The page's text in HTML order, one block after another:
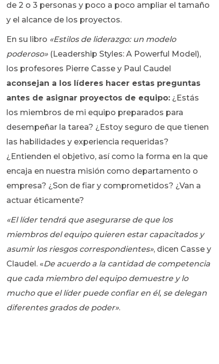
de 2 o 3 personas y poco a poco ampliar el tamaño
y el alcance de los proyectos.
En su libro «Estilos de liderazgo: un modelo
poderoso»(Leadership Styles: A Powerful Model),
los profesores Pierre Casse y Paul Caudel
aconsejan a los líderes hacer estas preguntas
antes de asignar proyectos de equipo: ¿Estás
los miembros de mi equipo preparados para
desempeñar la tarea? ¿Estoy seguro de que tienen
las habilidades y experiencia requeridas?
¿Entienden el objetivo, así como la forma en la que
encaja en nuestra misión como departamento o
empresa? ¿Son de fiar y comprometidos? ¿Van a
actuar éticamente?
«El líder tendrá que asegurarse de que los
miembros del equipo quieren estar capacitados y
asumir los riesgos correspondientes», dicen Casse y
Claudel. «De acuerdo a la cantidad de competencia
que cada miembro del equipo demuestre y lo
mucho que el líder puede confiar en él, se delegan
diferentes grados de poder».